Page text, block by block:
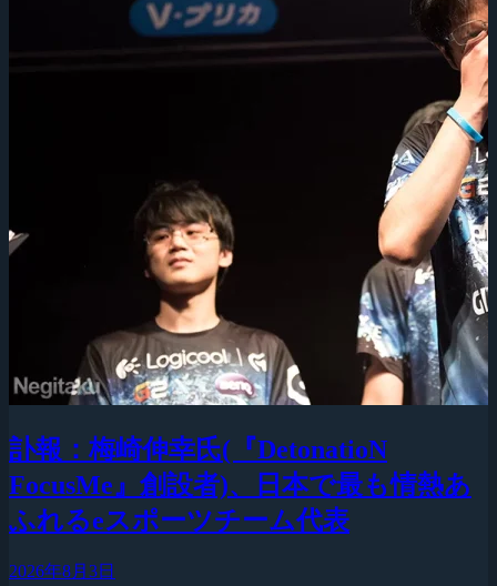
訃報：梅崎伸幸氏(『DetonatioN
FocusMe』創設者)、日本で最も情熱あ
ふれるeスポーツチーム代表
2026年8月3日